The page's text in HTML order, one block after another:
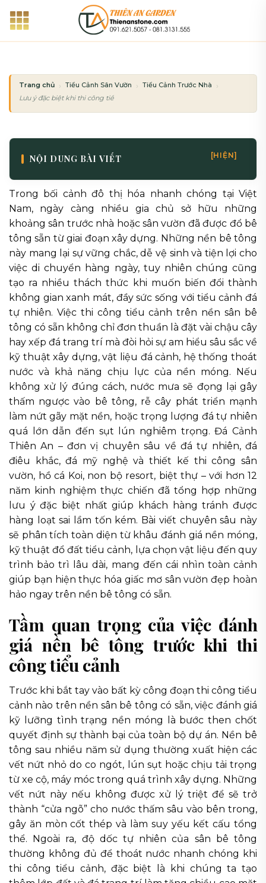
qua
Trang chủ Tiểu Cảnh Sân Vườn
Tiểu Cảnh Trước Nhà
Lưu ý đặc biệt khi thi công tiểu cảnh trên nền sân bê tông có sẵn
NỘI DUNG BÀI VIẾT [HIỆN]
Trong bối cảnh đô thị hóa nhanh chóng tại Việt
Nam, ngày càng nhiều gia chủ sở hữu những
khoảng sân trước nhà hoặc sân vườn đã được đổ bê
tông sẵn từ giai đoạn xây dựng. Những nền bê tông
này mang lại sự vững chắc, dễ vệ sinh và tiện lợi cho
việc di chuyển hàng ngày, tuy nhiên chúng cũng
tạo ra nhiều thách thức khi muốn biến đổi thành
không gian xanh mát, đầy sức sống với tiểu cảnh đá
tự nhiên. Việc thi công tiểu cảnh trên nền sân bê
tông có sẵn không chỉ đơn thuần là đặt vài chậu cây
hay xếp đá trang trí mà đòi hỏi sự am hiểu sâu sắc về
kỹ thuật xây dựng, vật liệu đá cảnh, hệ thống thoát
nước và khả năng chịu lực của nền móng. Nếu
không xử lý đúng cách, nước mưa sẽ đọng lại gây
thấm ngược vào bê tông, rễ cây phát triển mạnh
làm nứt gãy mặt nền, hoặc trọng lượng đá tự nhiên
quá lớn dẫn đến sụt lún nghiêm trọng. Đá Cảnh
Thiên An – đơn vị chuyên sâu về đá tự nhiên, đá
điêu khắc, đá mỹ nghệ và thiết kế thi công sân
vườn, hồ cá Koi, non bộ resort, biệt thự – với hơn 12
năm kinh nghiệm thực chiến đã tổng hợp những
lưu ý đặc biệt nhất giúp khách hàng tránh được
hàng loạt sai lầm tốn kém. Bài viết chuyên sâu này
sẽ phân tích toàn diện từ khâu đánh giá nền móng,
kỹ thuật đổ đất tiểu cảnh, lựa chọn vật liệu đến quy
trình bảo trì lâu dài, mang đến cái nhìn toàn cảnh
giúp bạn hiện thực hóa giấc mơ sân vườn đẹp hoàn
hảo ngay trên nền bê tông có sẵn.
Tầm quan trọng của việc đánh
giá nền bê tông trước khi thi
công tiểu cảnh
Trước khi bắt tay vào bất kỳ công đoạn thi công tiểu
cảnh nào trên nền sân bê tông có sẵn, việc đánh giá
kỹ lưỡng tình trạng nền móng là bước then chốt
quyết định sự thành bại của toàn bộ dự án. Nền bê
tông sau nhiều năm sử dụng thường xuất hiện các
vết nứt nhỏ do co ngót, lún sụt hoặc chịu tải trọng
từ xe cộ, máy móc trong quá trình xây dựng. Những
vết nứt này nếu không được xử lý triệt để sẽ trở
thành “cửa ngõ” cho nước thấm sâu vào bên trong,
gây ăn mòn cốt thép và làm suy yếu kết cấu tổng
thể. Ngoài ra, độ dốc tự nhiên của sân bê tông
thường không đủ để thoát nước nhanh chóng khi
thi công tiểu cảnh, đặc biệt là khi chúng ta tạo